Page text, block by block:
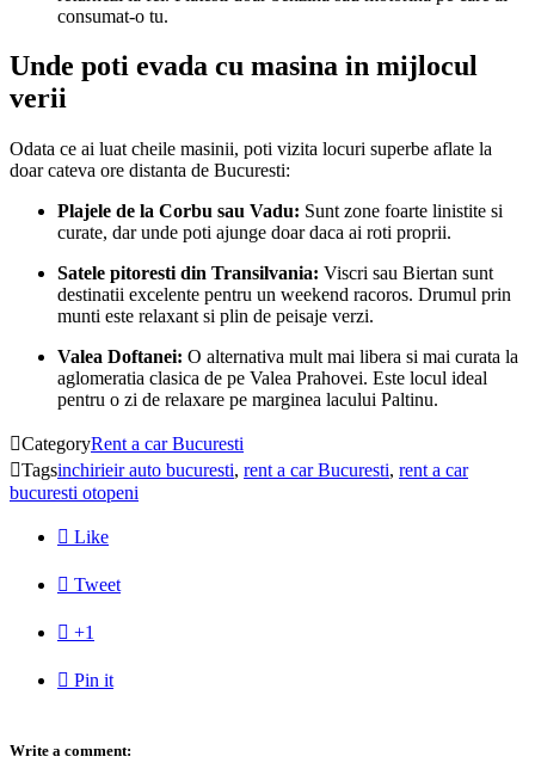
consumat-o tu.
Unde poti evada cu masina in mijlocul
verii
Odata ce ai luat cheile masinii, poti vizita locuri superbe aflate la
doar cateva ore distanta de Bucuresti:
Plajele de la Corbu sau Vadu: Sunt zone foarte linistite si
curate, dar unde poti ajunge doar daca ai roti proprii.
Satele pitoresti din Transilvania: Viscri sau Biertan sunt
destinatii excelente pentru un weekend racoros. Drumul prin
munti este relaxant si plin de peisaje verzi.
Valea Doftanei: O alternativa mult mai libera si mai curata la
aglomeratia clasica de pe Valea Prahovei. Este locul ideal
pentru o zi de relaxare pe marginea lacului Paltinu.
CategoryRent a car Bucuresti
Tagsinchirieir auto bucuresti, rent a car Bucuresti, rent a car
bucuresti otopeni
 Like
 Tweet
 +1
 Pin it
Write a comment: